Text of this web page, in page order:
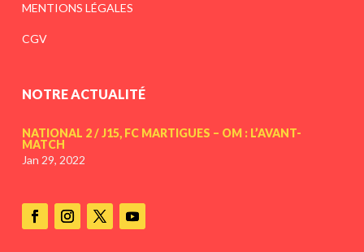
MENTIONS LÉGALES
CGV
NOTRE ACTUALITÉ
NATIONAL 2 / J15, FC MARTIGUES – OM : L’AVANT-
MATCH
Jan 29, 2022